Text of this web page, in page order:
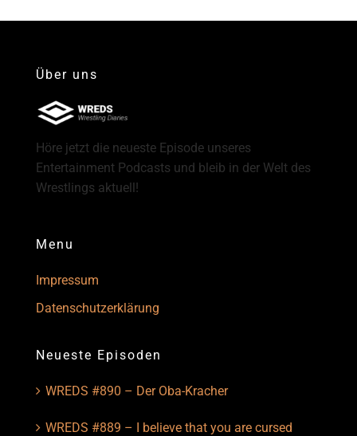
Über uns
Höre jetzt die neueste Episode unseres
Entertainment Podcasts und bleib in der Welt des
Wrestlings aktuell!
Menu
Impressum
Datenschutzerklärung
Neueste Episoden
WREDS #890 – Der Oba-Kracher
WREDS #889 – I believe that you are cursed